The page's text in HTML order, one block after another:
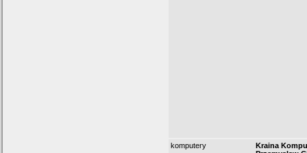
komputery
Kraina